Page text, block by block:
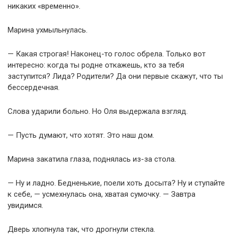
никаких «временно».
Марина ухмыльнулась.
— Какая строгая! Наконец-то голос обрела. Только вот
интересно: когда ты родне откажешь, кто за тебя
заступится? Лида? Родители? Да они первые скажут, что ты
бессердечная.
Слова ударили больно. Но Оля выдержала взгляд.
— Пусть думают, что хотят. Это наш дом.
Марина закатила глаза, поднялась из-за стола.
— Ну и ладно. Бедненькие, поели хоть досыта? Ну и ступайте
к себе, — усмехнулась она, хватая сумочку. — Завтра
увидимся.
Дверь хлопнула так, что дрогнули стекла.